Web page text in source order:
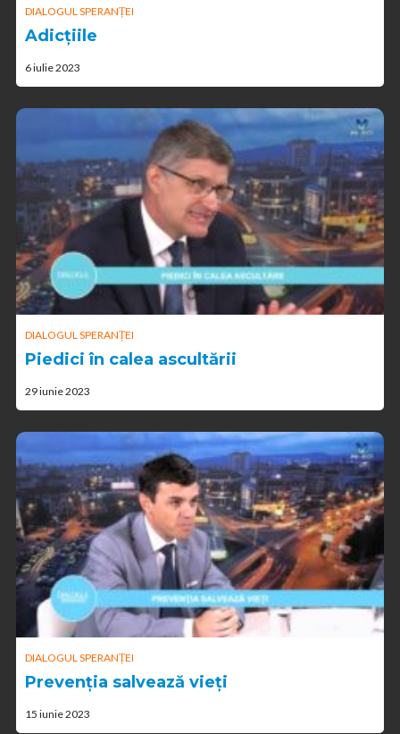
DIALOGUL SPERANȚEI
Adicțiile
6 iulie 2023
DIALOGUL SPERANȚEI
Piedici în calea ascultării
29 iunie 2023
DIALOGUL SPERANȚEI
Prevenția salvează vieți
15 iunie 2023